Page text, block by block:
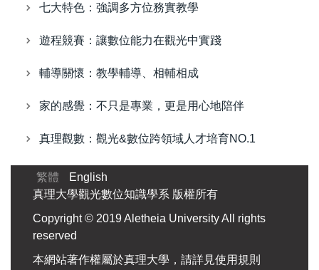
七大特色：強調多方位務實教學
遊程競賽：讓數位能力在觀光中實踐
輔導關懷：教學輔導、相輔相成
家的感覺：不只是專業，更是用心地陪伴
真理觀數：觀光&數位跨領域人才培育NO.1
繁體
English
真理大學觀光數位知識學系 版權所有
Copyright © 2019 Aletheia University All rights
reserved
本網站著作權屬於真理大學，請詳見使用規則